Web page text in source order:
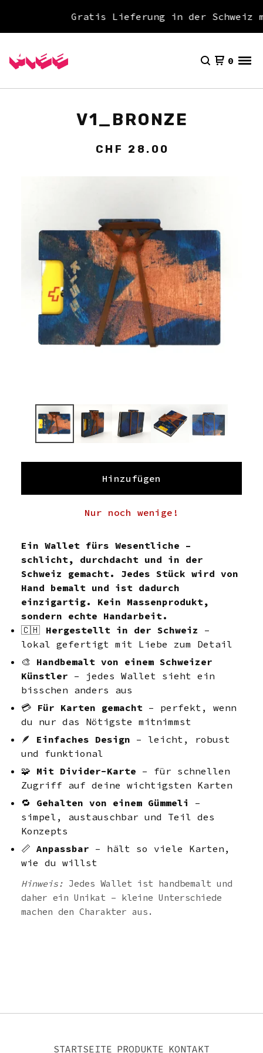
Gratis Lieferung in der Schweiz
0
V1_BRONZE
CHF 28.00
Hinzufügen
Nur noch wenige!
Ein Wallet fürs Wesentliche –
schlicht, durchdacht und in der
Schweiz gemacht. Jedes Stück wird von
Hand bemalt und ist dadurch
einzigartig. Kein Massenprodukt,
sondern echte Handarbeit.
🇨🇭 Hergestellt in der Schweiz –
lokal gefertigt mit Liebe zum Detail
🎨 Handbemalt von einem Schweizer
Künstler – jedes Wallet sieht ein
bisschen anders aus
💳 Für Karten gemacht – perfekt, wenn
du nur das Nötigste mitnimmst
🪶 Einfaches Design – leicht, robust
und funktional
🧩 Mit Divider-Karte – für schnellen
Zugriff auf deine wichtigsten Karten
🔁 Gehalten von einem Gümmeli
–
simpel, austauschbar und Teil des
Konzepts
📏 Anpassbar – hält so viele Karten,
wie du willst
Hinweis: Jedes Wallet ist handbemalt und
daher ein Unikat – kleine Unterschiede
machen den Charakter aus.
STARTSEITE PRODUKTE KONTAKT